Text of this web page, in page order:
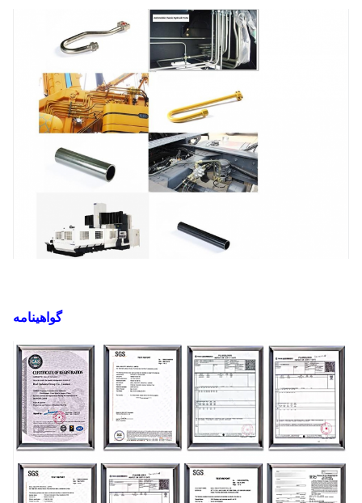
گواهینامه